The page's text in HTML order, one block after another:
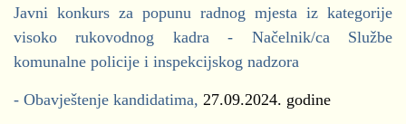
Javni konkurs za popunu radnog mjesta iz kategorije
visoko rukovodnog kadra - Načelnik/ca Službe
komunalne policije i inspekcijskog nadzora
- Obavještenje kandidatima, 27.09.2024. godine